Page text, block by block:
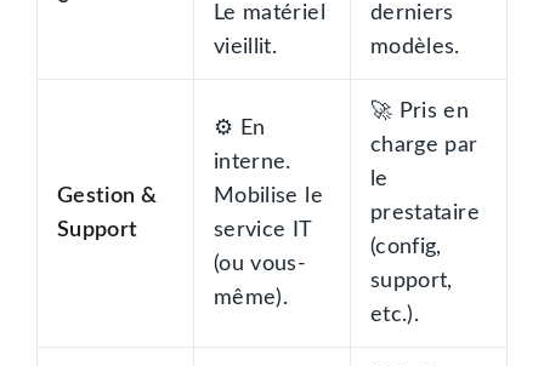
Le matériel
vieillit.
derniers
modèles.
Gestion &
Support
⚙️ En
interne.
Mobilise le
service IT
(ou vous-
même).
🚀 Pris en
charge par
le
prestataire
(config,
support,
etc.).